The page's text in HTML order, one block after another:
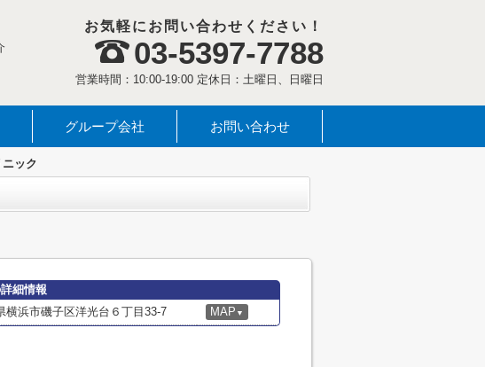
お気軽にお問い合わせください！
03-5397-7788
営業時間：10:00-19:00 定休日：土曜日、日曜日
グループ会社 お問い合わせ
ック
細情報
横浜市磯子区洋光台６丁目33-7 MAP ▼